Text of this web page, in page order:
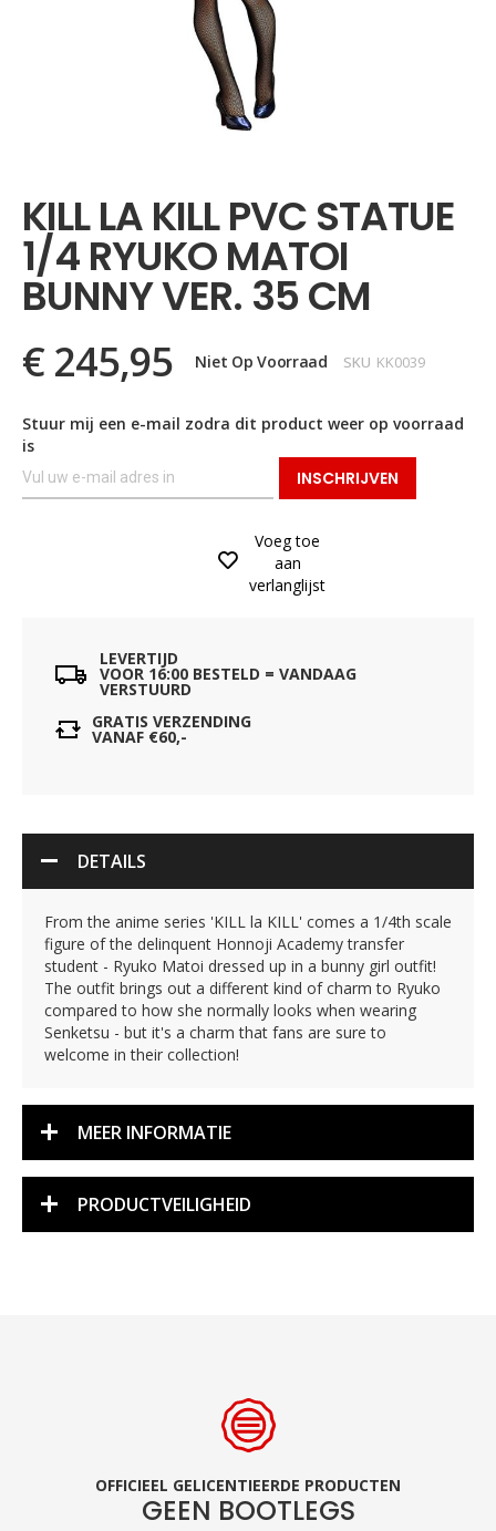
begin
van
de
afbeeldingen-
gallerij
KILL LA KILL PVC STATUE
1/4 RYUKO MATOI
BUNNY VER. 35 CM
€ 245,95 Niet Op Voorraad SKU KK0039
Stuur mij een e-mail zodra dit product weer op voorraad
is
INSCHRIJVEN
Voeg toe
aan
verlanglijst
LEVERTIJD
VOOR 16:00 BESTELD = VANDAAG
VERSTUURD
GRATIS VERZENDING
VANAF €60,-
DETAILS
From the anime series 'KILL la KILL' comes a 1/4th scale
figure of the delinquent Honnoji Academy transfer
student - Ryuko Matoi dressed up in a bunny girl outfit!
The outfit brings out a different kind of charm to Ryuko
compared to how she normally looks when wearing
Senketsu - but it's a charm that fans are sure to
welcome in their collection!
MEER INFORMATIE
PRODUCTVEILIGHEID
OFFICIEEL GELICENTIEERDE PRODUCTEN
GEEN BOOTLEGS